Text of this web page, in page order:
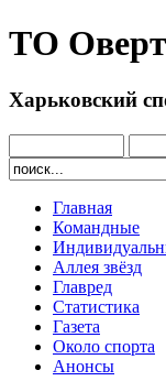
ТО
Харьковский
Главная
Командные
Аллея звёзд
Главред
Статистика
Газета
Около спорта
Анонсы